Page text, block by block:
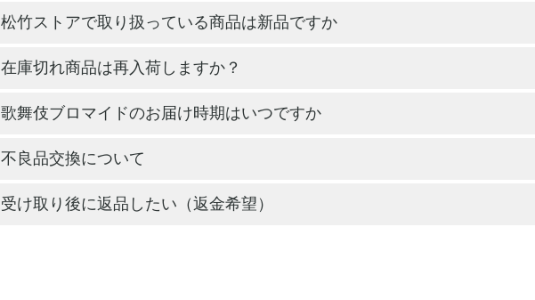
松竹ストアで取り扱っている商品は新品ですか
在庫切れ商品は再入荷しますか？
歌舞伎ブロマイドのお届け時期はいつですか
不良品交換について
受け取り後に返品したい（返金希望）